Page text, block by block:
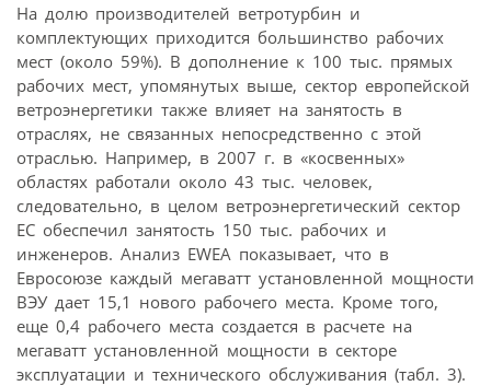
На долю производителей ветротурбин и
комплектующих приходится большинство рабочих
мест (около 59%). В дополнение к 100 тыс. прямых
рабочих мест, упомянутых выше, сектор европейской
ветроэнергетики также влияет на занятость в
отраслях, не связанных непосредственно с этой
отраслью. Например, в 2007 г. в «косвенных»
областях работали около 43 тыс. человек,
следовательно, в целом ветроэнергетический сектор
ЕС обеспечил занятость 150 тыс. рабочих и
инженеров. Анализ EWEA показывает, что в
Евросоюзе каждый мегаватт установленной мощности
ВЭУ дает 15,1 нового рабочего места. Кроме того,
еще 0,4 рабочего места создается в расчете на
мегаватт установленной мощности в секторе
эксплуатации и технического обслуживания (табл. 3).